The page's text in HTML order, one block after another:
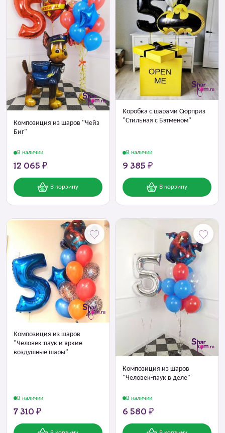
Композиция из шаров "Чейз
Биг"
В наличии
12 065 ₽
В корзину
Коробка с шарами Сюрприз
"Стильная с Бэтменом"
В наличии
9 385 ₽
В корзину
Композиция из шаров
"Человек-паук и яркие
воздушные шары"
В наличии
7 310 ₽
Композиция из шаров
"Человек-паук в деле"
В наличии
6 580 ₽